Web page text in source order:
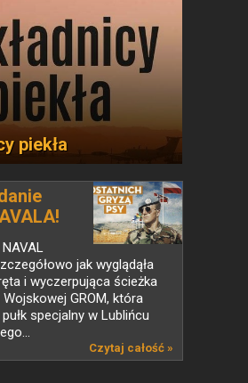
piekła
jak wyglądąła
i wyczerpująca ścieżka
GROM, która
specjalny w Lublińcu
Czytaj całość »